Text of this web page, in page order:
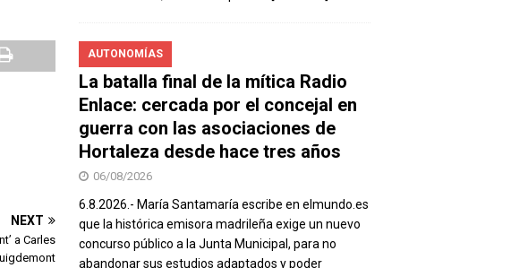
NEXT
a Carles
AUTONOMÍAS
La batalla final de la mítica Radio
Enlace: cercada por el concejal en
guerra con las asociaciones de
Hortaleza desde hace tres años
06/08/2026
6.8.2026.- María Santamaría escribe en elmundo.es
que la histórica emisora madrileña exige un nuevo
concurso público a la Junta Municipal, para no
abandonar sus estudios adaptados y poder